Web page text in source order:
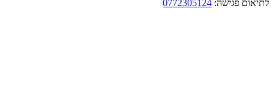
לתיאום פגישה: 0772305124